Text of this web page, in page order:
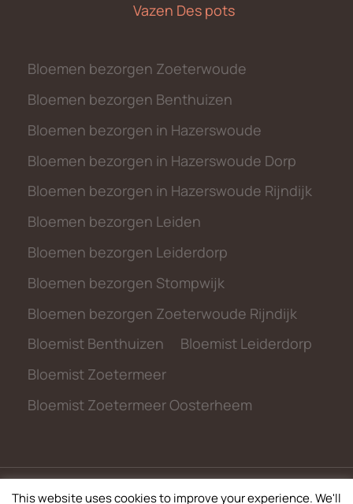
Vazen Des pots
Bloemen bezorgen Zoeterwoude
Bloemen bezorgen Benthuizen
Bloemen bezorgen in Hazerswoude
Bloemen bezorgen in Hazerswoude Dorp
Bloemen bezorgen in Hazerswoude Rijndijk
Bloemen bezorgen Leiden
Bloemen bezorgen Leiderdorp
Bloemen bezorgen Stompwijk
Bloemen bezorgen Zoeterwoude Rijndijk
Bloemist Benthuizen
Bloemist Leiderdorp
Bloemist Zoetermeer
Bloemist Zoetermeer Oosterheem
This website uses cookies to improve your experience. We'll